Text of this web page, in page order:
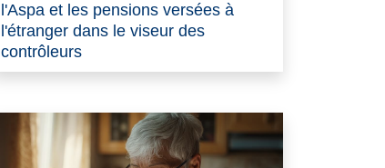
l'Aspa et les pensions versées à
l'étranger dans le viseur des
contrôleurs